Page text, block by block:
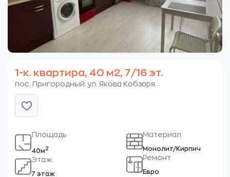
1-к. квартира, 40 м2, 7/16 эт.
пос. Пригородный. ул. Якова Кобзаря.
Площадь
40м2
Этаж
7 этаж
Материал
Монолит/Кирпич
Ремонт
Евро